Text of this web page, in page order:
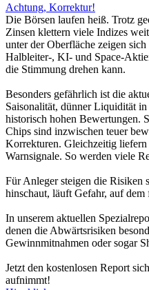
Achtung, Korrektur!
Die Börsen laufen heiß. Trotz
Zinsen klettern viele Indizes
unter der Oberfläche zeigen
Halbleiter-, KI- und Space-
die Stimmung drehen kann.
Besonders gefährlich ist die
Saisonalität, dünner Liquidität
historisch hohen Bewertungen.
Chips sind inzwischen teuer
Korrekturen. Gleichzeitig liefern
Warnsignale. So werden viele
Für Anleger steigen die Risiken
hinschaut, läuft Gefahr, auf
In unserem aktuellen
denen die Abwärtsrisiken
Gewinnmitnahmen oder sogar
Jetzt den kostenlosen Report
aufnimmt!